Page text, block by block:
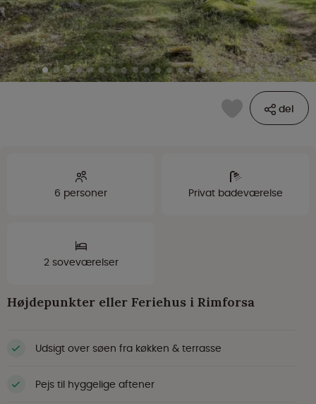
del
6 personer Privat badeværelse
2 soveværelser
Højdepunkter eller Feriehus i Rimforsa
Udsigt over søen fra køkken & terrasse
Pejs til hyggelige aftener